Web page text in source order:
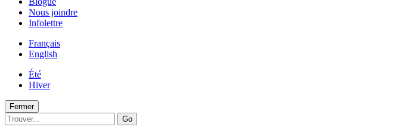
Nous joindre
Infolettre
Français
English
Été
Hiver
Fermer
Go